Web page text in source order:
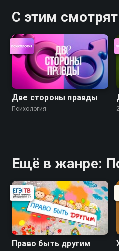
С этим смотрят
Две стороны правды
Психология
Ещё в жанре:
Право быть другим